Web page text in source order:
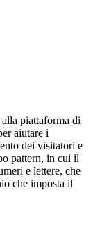
piattaforma di
aiutare i
dei visitatori e
pattern, in cui il
e lettere, che
che imposta il